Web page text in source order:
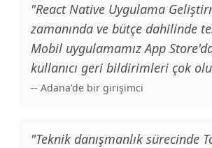
"React Native Uygulama
zamanında ve bütçe dahilinde
Mobil uygulamamız App
kullanıcı geri bildirimleri çok
-- Adana'de bir girişimci
"Teknik danışmanlık sürecinde